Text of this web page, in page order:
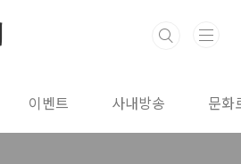
이벤트 사내방송 문화